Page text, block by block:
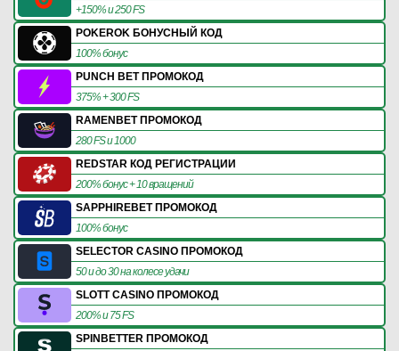
+150% и 250 FS
POKEROK БОНУСНЫЙ КОД
100% бонус
PUNCH BET ПРОМОКОД
375% + 300 FS
RAMENBET ПРОМОКОД
280 FS и 1000
REDSTAR КОД РЕГИСТРАЦИИ
200% бонус + 10 вращений
SAPPHIREBET ПРОМОКОД
100% бонус
SELECTOR CASINO ПРОМОКОД
50 и до 30 на колесе удачи
SLOTT CASINO ПРОМОКОД
200% и 75 FS
SPINBETTER ПРОМОКОД